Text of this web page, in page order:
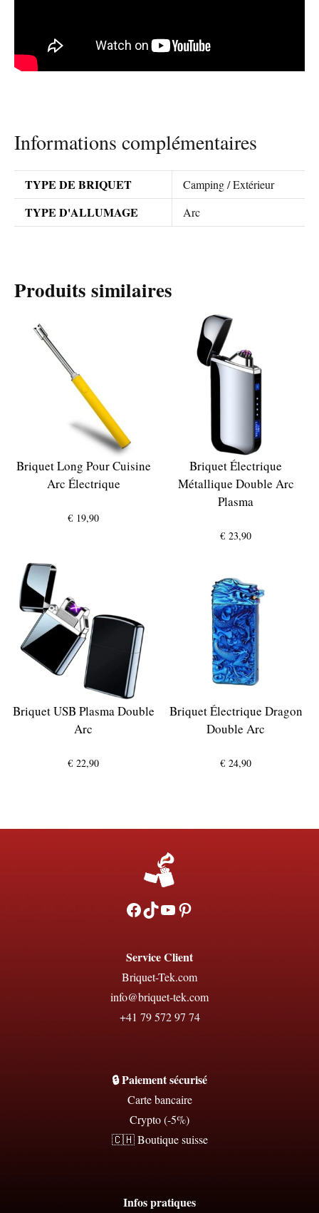
Informations complémentaires
TYPE DE BRIQUET Camping / Extérieur
TYPE D'ALLUMAGE Arc
Produits similaires
Briquet Long Pour Cuisine
Arc Électrique
€ 19,90
Briquet Électrique
Métallique Double Arc
Plasma
€ 23,90
Briquet USB Plasma Double
Arc
€ 22,90
Briquet Électrique Dragon
Double Arc
€ 24,90
Facebook
TikTokYouTubePinterest
Service Client
Briquet-Tek.com
info@briquet-tek.com
+41 79 572 97 74
🔒 Paiement sécurisé
Carte bancaire
Crypto (-5%)
🇨🇭 Boutique suisse
Infos pratiques